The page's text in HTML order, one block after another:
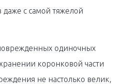
даже с самой тяжелой
одиночных
коронковой части
не настолько велик,